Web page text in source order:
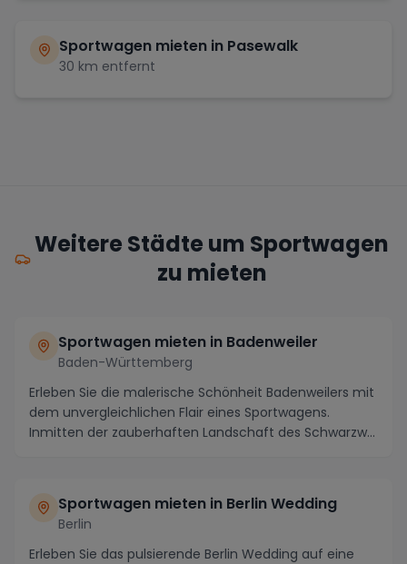
Sportwagen mieten in Pasewalk
30 km entfernt
Weitere Städte um Sportwagen
zu mieten
Sportwagen mieten in Badenweiler
Baden-Württemberg
Erleben Sie die malerische Schönheit Badenweilers mit
dem unvergleichlichen Flair eines Sportwagens.
Inmitten der zauberhaften Landschaft des Schwarzw...
Sportwagen mieten in Berlin Wedding
Berlin
Erleben Sie das pulsierende Berlin Wedding auf eine